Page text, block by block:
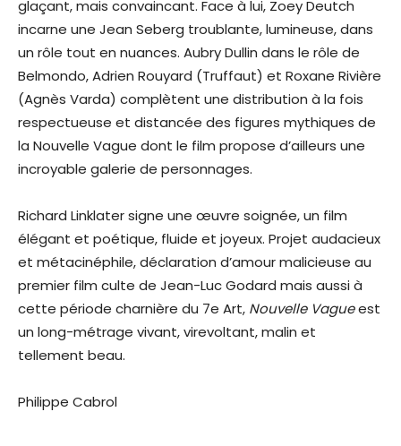
glaçant, mais convaincant. Face à lui, Zoey Deutch
incarne une Jean Seberg troublante, lumineuse, dans
un rôle tout en nuances. Aubry Dullin dans le rôle de
Belmondo, Adrien Rouyard (Truffaut) et Roxane Rivière
(Agnès Varda) complètent une distribution à la fois
respectueuse et distancée des figures mythiques de
la Nouvelle Vague dont le film propose d’ailleurs une
incroyable galerie de personnages.
Richard Linklater signe une œuvre soignée, un film
élégant et poétique, fluide et joyeux. Projet audacieux
et métacinéphile, déclaration d’amour malicieuse au
premier film culte de Jean-Luc Godard mais aussi à
cette période charnière du 7e Art, Nouvelle Vagueest
un long-métrage vivant, virevoltant, malin et
tellement beau.
Philippe Cabrol